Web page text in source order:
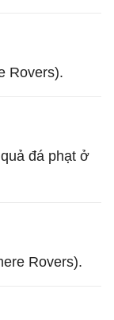
Rovers).
đá phạt ở
Rovers).